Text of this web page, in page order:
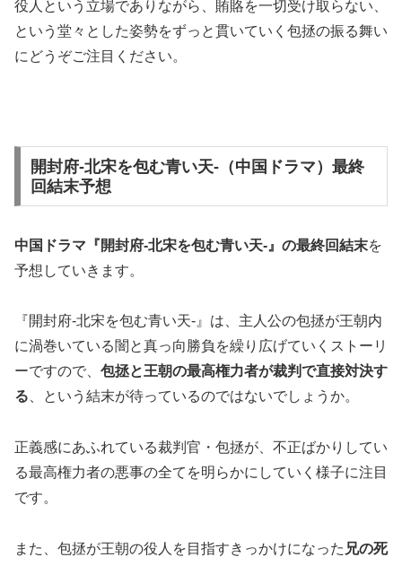
役人という立場でありながら、賄賂を一切受け取らない、
という堂々とした姿勢をずっと貫いていく包拯の振る舞い
にどうぞご注目ください。
開封府-北宋を包む青い天-（中国ドラマ）最終
回結末予想
中国ドラマ『開封府-北宋を包む青い天-』の最終回結末を
予想していきます。
『開封府-北宋を包む青い天-』は、主人公の包拯が王朝内
に渦巻いている闇と真っ向勝負を繰り広げていくストーリ
ーですので、 包拯と王朝の最高権力者が裁判で直接対決す
る 、という結末が待っているのではないでしょうか。
正義感にあふれている裁判官・包拯が、不正ばかりしてい
る最高権力者の悪事の全てを明らかにしていく様子に注目
です。
また、包拯が王朝の役人を目指すきっかけになった 兄の死